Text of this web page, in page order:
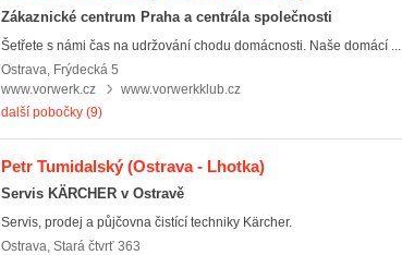
Zákaznické centrum Praha a centrála společnosti
Šetřete s námi čas na udržování chodu domácnosti. Naše domácí ...
Ostrava, Frýdecká 5
www.vorwerk.cz
www.vorwerkklub.cz
další pobočky (9)
Petr Tumidalský (Ostrava - Lhotka)
Servis KÄRCHER v Ostravě
Servis, prodej a půjčovna čistící techniky Kärcher.
Ostrava, Stará čtvrť 363